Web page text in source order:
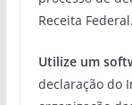
Receita Federal.
Utilize um
declaração do